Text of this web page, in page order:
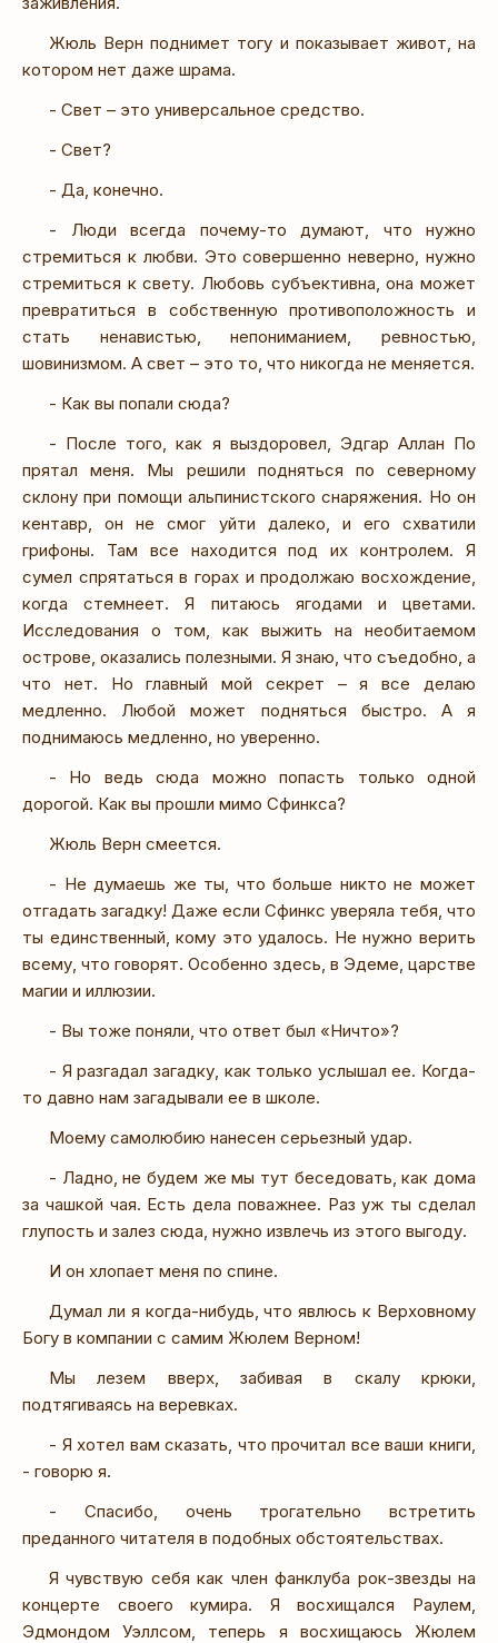
Жюль Верн поднимет тогу и показывает живот, на
котором нет даже шрама.
- Свет – это универсальное средство.
- Свет?
- Да, конечно.
- Люди всегда почему-то думают, что нужно
стремиться к любви. Это совершенно неверно, нужно
стремиться к свету. Любовь субъективна, она может
превратиться в собственную противоположность и
стать ненавистью, непониманием, ревностью,
шовинизмом. А свет – это то, что никогда не меняется.
- Как вы попали сюда?
- После того, как я выздоровел, Эдгар Аллан По
прятал меня. Мы решили подняться по северному
склону при помощи альпинистского снаряжения. Но он
кентавр, он не смог уйти далеко, и его схватили
грифоны. Там все находится под их контролем. Я
сумел спрятаться в горах и продолжаю восхождение,
когда стемнеет. Я питаюсь ягодами и цветами.
Исследования о том, как выжить на необитаемом
острове, оказались полезными. Я знаю, что съедобно, а
что нет. Но главный мой секрет – я все делаю
медленно. Любой может подняться быстро. А я
поднимаюсь медленно, но уверенно.
- Но ведь сюда можно попасть только одной
дорогой. Как вы прошли мимо Сфинкса?
Жюль Верн смеется.
- Не думаешь же ты, что больше никто не может
отгадать загадку! Даже если Сфинкс уверяла тебя, что
ты единственный, кому это удалось. Не нужно верить
всему, что говорят. Особенно здесь, в Эдеме, царстве
магии и иллюзии.
- Вы тоже поняли, что ответ был «Ничто»?
- Я разгадал загадку, как только услышал ее. Когда-
то давно нам загадывали ее в школе.
Моему самолюбию нанесен серьезный удар.
- Ладно, не будем же мы тут беседовать, как дома
за чашкой чая. Есть дела поважнее. Раз уж ты сделал
глупость и залез сюда, нужно извлечь из этого выгоду.
И он хлопает меня по спине.
Думал ли я когда-нибудь, что явлюсь к Верховному
Богу в компании с самим Жюлем Верном!
Мы лезем вверх, забивая в скалу крюки,
подтягиваясь на веревках.
- Я хотел вам сказать, что прочитал все ваши книги,
- говорю я.
- Спасибо, очень трогательно встретить
преданного читателя в подобных обстоятельствах.
Я чувствую себя как член фанклуба рок-звезды на
концерте своего кумира. Я восхищался Раулем,
Эдмондом Уэллсом, теперь я восхищаюсь Жюлем